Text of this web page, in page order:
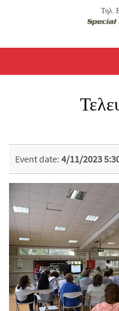
Τηλ.
Event date: 4/11/2023